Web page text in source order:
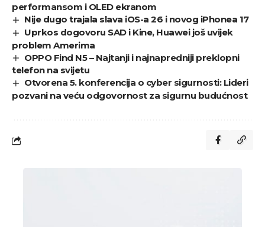
performansom i OLED ekranom
Nije dugo trajala slava iOS-a 26 i novog iPhonea 17
Uprkos dogovoru SAD i Kine, Huawei još uvijek
problem Amerima
OPPO Find N5 – Najtanji i najnapredniji preklopni
telefon na svijetu
Otvorena 5. konferencija o cyber sigurnosti: Lideri
pozvani na veću odgovornost za sigurnu budućnost